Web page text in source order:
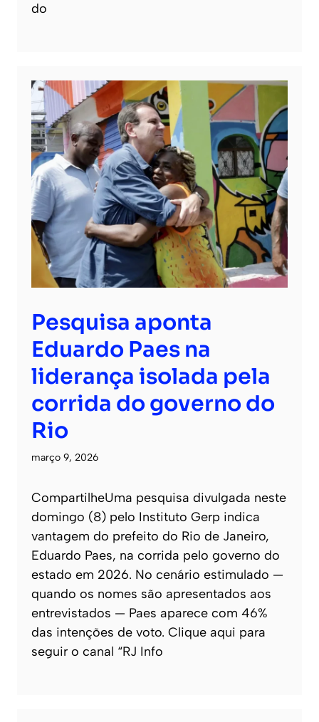
do
Pesquisa aponta
Eduardo Paes na
liderança isolada pela
corrida do governo do
Rio
março 9, 2026
CompartilheUma pesquisa divulgada neste
domingo (8) pelo Instituto Gerp indica
vantagem do prefeito do Rio de Janeiro,
Eduardo Paes, na corrida pelo governo do
estado em 2026. No cenário estimulado —
quando os nomes são apresentados aos
entrevistados — Paes aparece com 46%
das intenções de voto. Clique aqui para
seguir o canal “RJ Info